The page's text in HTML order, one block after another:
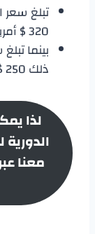
تبلغ
320 $ أمريكي لشخصين مع وجبة الإفطار.
بينما
ذلك 250 $ أمريكي لشخصين مع وجبة الإفطار.
لذا
معنا